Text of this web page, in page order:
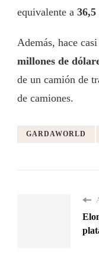
equivalente a
Además, hace
millones de
de un camión de
de camiones.
GARDAWORLD